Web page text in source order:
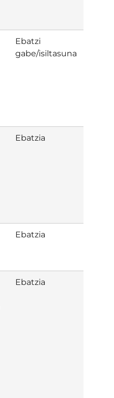
Ebatzi
gabe/isiltasuna
Ebatzia
Ebatzia
Ebatzia